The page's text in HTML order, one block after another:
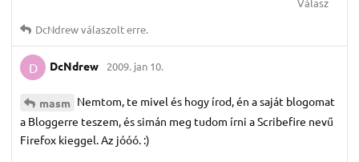
Válasz
DcNdrewválaszolt erre.
D DcNdrew 2009. jan 10.
masm Nemtom, te mivel és hogy írod, én a saját blogomat
a Bloggerre teszem, és simán meg tudom írni a Scribefire nevű
Firefox kieggel. Az jóóó. :)